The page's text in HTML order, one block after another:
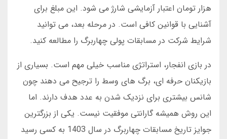
هزار تومان اعتبار آزمایشی شارژ می شود. این مبلغ برای
آشنایی با قوانین کافی است. در مرحله بعد، می توانید
شرایط شرکت در مسابقات پولی چهاربرگ را مطالعه کنید.
در بازی انفجار، استراتژی مناسب خیلی مهم است. بسیاری از
بازیکنان حرفه ای، برگ های وسط را ترجیح می دهند چون
شانس بیشتری برای نزدیک شدن به عدد هدف دارند. اما
این روش همیشه گارانتی موفقیت نیست. یکی از بزرگترین
جوایز تاریخ مسابقات چهاربرگ در سال 1403 به کسی رسید